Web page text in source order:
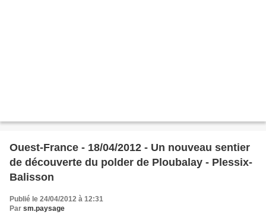
Ouest-France - 18/04/2012 - Un nouveau sentier
de découverte du polder de Ploubalay - Plessix-
Balisson
Publié le 24/04/2012 à 12:31
Par sm.paysage